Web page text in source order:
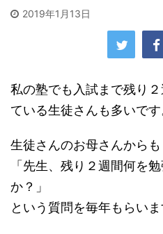
2019年1月13日
私の塾でも入試まで残り
ている生徒さんも多いです
生徒さんのお母さんからも
「先生、残り２週間何を
か？」
という質問を毎年もらいま